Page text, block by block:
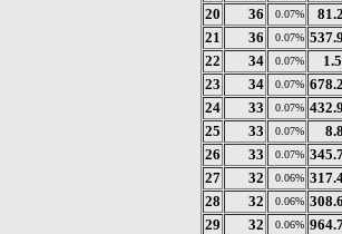
20 36 0.07%
21 36 0.07%
22 34 0.07%
23 34 0.07%
24 33 0.07%
25 33 0.07%
26 33 0.07%
27 32 0.06%
28 32 0.06%
29 32 0.06%